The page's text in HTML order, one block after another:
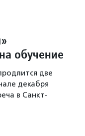
обучение
две
декабря
в Санкт-